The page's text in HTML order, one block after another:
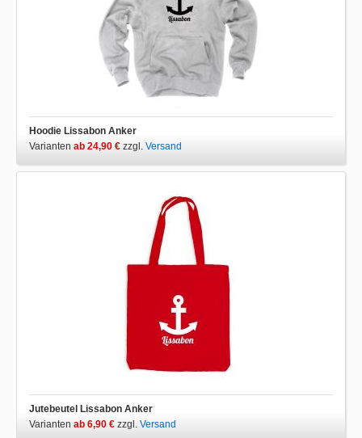
Hoodie Lissabon Anker
Varianten ab 24,90 € zzgl. Versand
Jutebeutel Lissabon Anker
Varianten ab 6,90 € zzgl. Versand